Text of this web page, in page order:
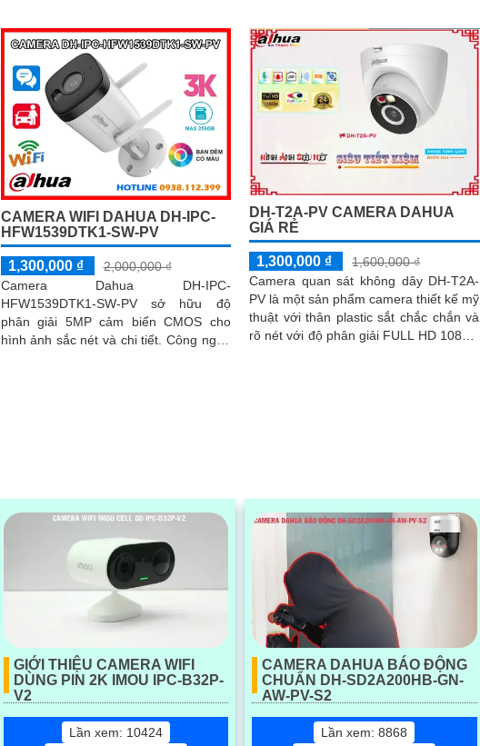
nhờ công nghệ hồng ngoại 30m
CAMERA WIFI DAHUA DH-IPC-
HFW1539DTK1-SW-PV
1,300,000 ₫
2,000,000 ₫
Camera Dahua DH-IPC-
HFW1539DTK1-SW-PV sở hữu độ
phân giải 5MP cảm biến CMOS cho
hình ảnh sắc nét và chi tiết. Công nghệ
DH-T2A-PV CAMERA DAHUA
GIÁ RẺ
1,300,000 ₫
1,600,000 ₫
Camera quan sát không dây DH-T2A-
PV là một sản phẩm camera thiết kế mỹ
thuật với thân plastic sắt chắc chắn và
rõ nét với độ phân giải FULL HD 1080P.
GIỚI THIỆU CAMERA WIFI
DÙNG PIN 2K IMOU IPC-B32P-
V2
Lần xem: 10424
CAMERA DAHUA BÁO ĐỘNG
CHUẨN DH-SD2A200HB-GN-
AW-PV-S2
Lần xem: 8868